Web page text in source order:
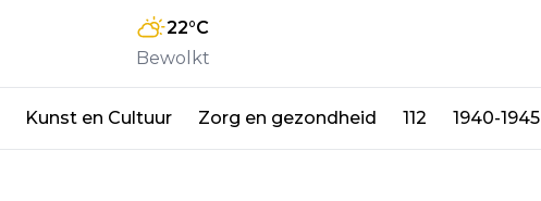
22°C
Bewolkt
Kunst en Cultuur Zorg en gezondheid 112 1940-1945